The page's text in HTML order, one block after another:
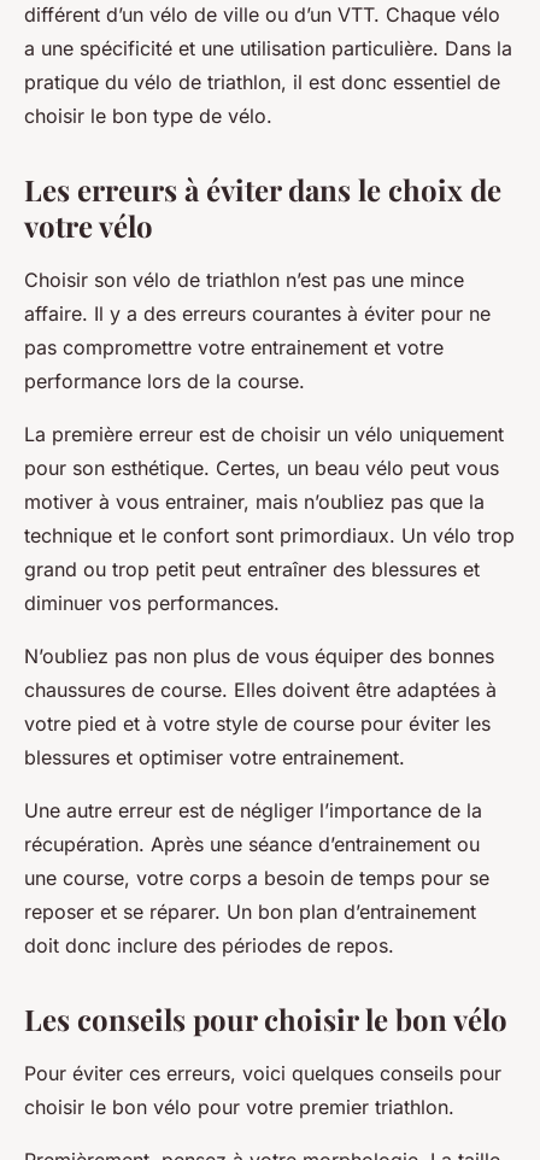
différent d’un vélo de ville ou d’un VTT. Chaque vélo
a une spécificité et une utilisation particulière. Dans la
pratique du vélo de triathlon, il est donc essentiel de
choisir le bon type de vélo.
Les erreurs à éviter dans le choix de
votre vélo
Choisir son vélo de triathlon n’est pas une mince
affaire. Il y a des erreurs courantes à éviter pour ne
pas compromettre votre entrainement et votre
performance lors de la course.
La première erreur est de choisir un vélo uniquement
pour son esthétique. Certes, un beau vélo peut vous
motiver à vous entrainer, mais n’oubliez pas que la
technique et le confort sont primordiaux. Un vélo trop
grand ou trop petit peut entraîner des blessures et
diminuer vos performances.
N’oubliez pas non plus de vous équiper des bonnes
chaussures de course. Elles doivent être adaptées à
votre pied et à votre style de course pour éviter les
blessures et optimiser votre entrainement.
Une autre erreur est de négliger l’importance de la
récupération. Après une séance d’entrainement ou
une course, votre corps a besoin de temps pour se
reposer et se réparer. Un bon plan d’entrainement
doit donc inclure des périodes de repos.
Les conseils pour choisir le bon vélo
Pour éviter ces erreurs, voici quelques conseils pour
choisir le bon vélo pour votre premier triathlon.